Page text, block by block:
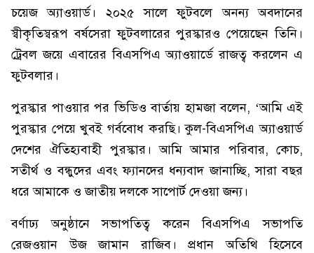
চয়েজ অ্যাওয়ার্ড। ২০২৫ সালে ফুটবলে অনন্য অবদানের
স্বীকৃতিস্বরূপ বর্ষসেরা ফুটবলারের পুরস্কারও পেয়েছেন তিনি।
ট্রেবল জয়ে এবারের বিএসপিএ অ্যাওয়ার্ডে রাজত্ব করলেন এ
ফুটবলার।
পুরস্কার পাওয়ার পর ভিডিও বার্তায় হামজা বলেন, ‘আমি এই
পুরস্কার পেয়ে খুবই গর্ববোধ করছি। কুল-বিএসপিএ অ্যাওয়ার্ড
দেশের ঐতিহ্যবাহী পুরস্কার। আমি আমার পরিবার, কোচ,
সতীর্থ ও বন্ধুদের এবং ফ্যানদের ধন্যবাদ জানাচ্ছি, সারা বছর
ধরে আমাকে ও জাতীয় দলকে সাপোর্ট দেওয়া জন্য।
বর্ণাঢ্য অনুষ্ঠানে সভাপতিত্ব করেন বিএসপিএ সভাপতি
রেজওয়ান উজ জামান রাজিব। প্রধান অতিথি হিসেবে